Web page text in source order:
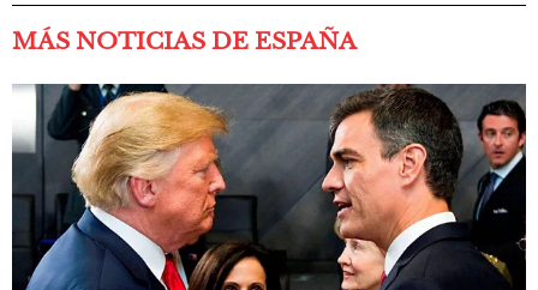
MÁS NOTICIAS DE ESPAÑA